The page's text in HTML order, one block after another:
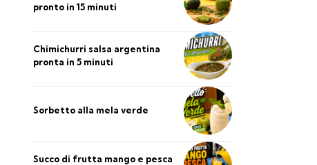
pronto in 15 minuti
Chimichurri salsa argentina
pronta in 5 minuti
Sorbetto alla mela verde
Succo di frutta mango e pesca